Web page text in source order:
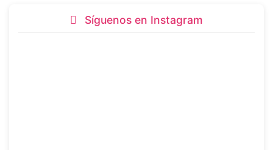
Síguenos en Instagram